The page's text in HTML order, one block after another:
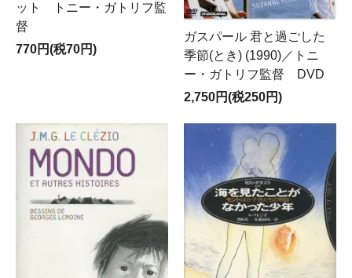
ット トニー・ガトリフ監
督
770円(税70円)
ガスパール 君と過ごした
季節(とき) (1990)／トニ
ー・ガトリフ監督 DVD
2,750円(税250円)